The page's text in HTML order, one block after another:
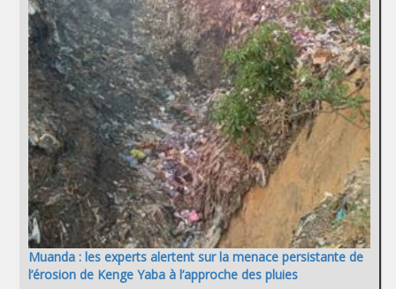
Muanda : les experts alertent sur la menace persistante de
l’érosion de Kenge Yaba à l’approche des pluies